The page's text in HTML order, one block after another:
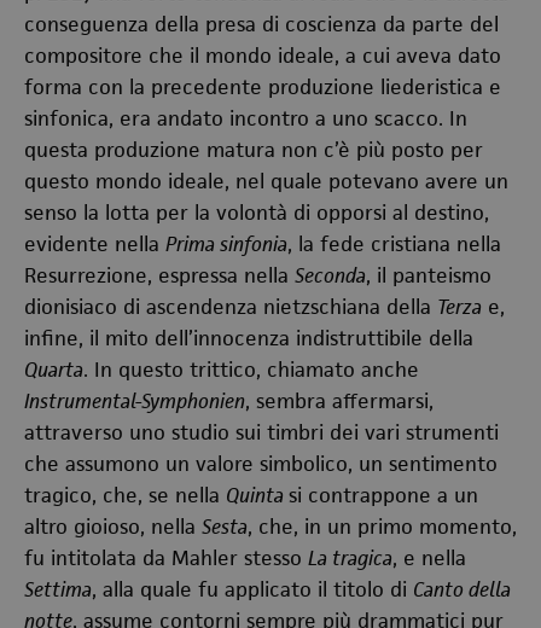
conseguenza della presa di coscienza da parte del
compositore che il mondo ideale, a cui aveva dato
forma con la precedente produzione liederistica e
sinfonica, era andato incontro a uno scacco. In
questa produzione matura non c’è più posto per
questo mondo ideale, nel quale potevano avere un
senso la lotta per la volontà di opporsi al destino,
evidente nella Prima sinfonia, la fede cristiana nella
Resurrezione, espressa nella Seconda, il panteismo
dionisiaco di ascendenza nietzschiana della Terza e,
infine, il mito dell’innocenza indistruttibile della
Quarta. In questo trittico, chiamato anche
Instrumental-Symphonien, sembra affermarsi,
attraverso uno studio sui timbri dei vari strumenti
che assumono un valore simbolico, un sentimento
tragico, che, se nella Quinta si contrappone a un
altro gioioso, nella Sesta, che, in un primo momento,
fu intitolata da Mahler stesso La tragica, e nella
Settima, alla quale fu applicato il titolo di Canto della
notte, assume contorni sempre più drammatici pur